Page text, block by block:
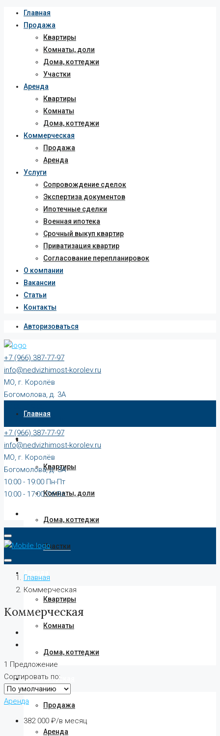
Главная
Продажа
Квартиры
Комнаты, доли
Дома, коттеджи
Участки
Аренда
Квартиры
Комнаты
Дома, коттеджи
Коммерческая
Продажа
Аренда
Услуги
Сопровождение сделок
Экспертиза документов
Ипотечные сделки
Военная ипотека
Срочный выкуп квартир
Приватизация квартир
Согласование перепланировок
О компании
Вакансии
Статьи
Контакты
Авторизоваться
+7 (966) 387-77-97
info@nedvizhimost-korolev.ru
МО, г. Королёв
Богомолова, д. 3А
10:00 - 17:00 Сб-Вс
Главная
Квартиры
Комнаты, доли
Дома, коттеджи
Участки
Квартиры
Комнаты
Дома, коттеджи
Коммерческая
Продажа
Аренда
+7 (966) 387-77-97
info@nedvizhimost-korolev.ru
МО, г. Королёв
Богомолова, д. 3А
10:00 - 19:00 Пн-Пт
10:00 - 17:00 Сб-Вс
Главная
Коммерческая
Коммерческая
1 Предложение
Сортировать по:
Аренда
382 000 ₽/в месяц